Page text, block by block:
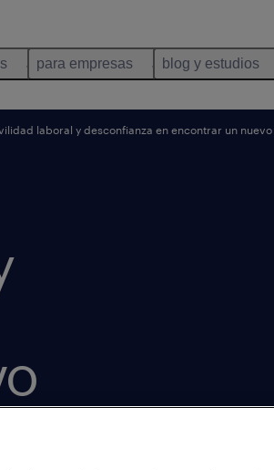
para empresas blog y estudios
laboral y desconfianza en encontrar un